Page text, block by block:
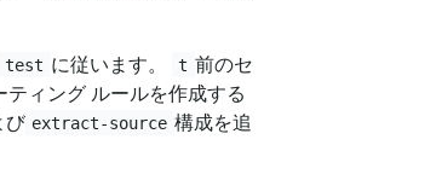
test に従います。 t 前のセ
ティング ルールを作成する
び extract-source 構成を追